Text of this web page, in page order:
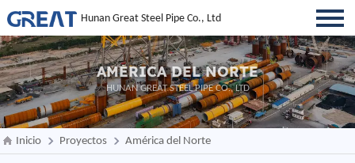
Hunan Great Steel Pipe Co., Ltd
AMÉRICA DEL NORTE
HUNAN GREAT STEEL PIPE CO., LTD
Inicio Proyectos América del Norte